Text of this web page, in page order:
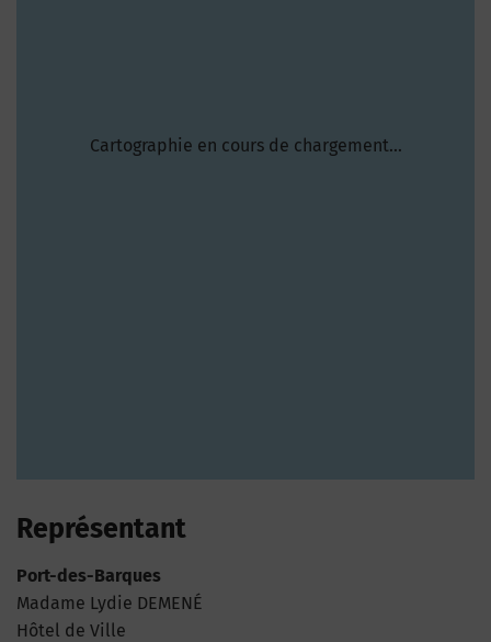
Cartographie en cours de chargement...
Représentant
Port-des-Barques
Madame Lydie DEMENÉ
Hôtel de Ville